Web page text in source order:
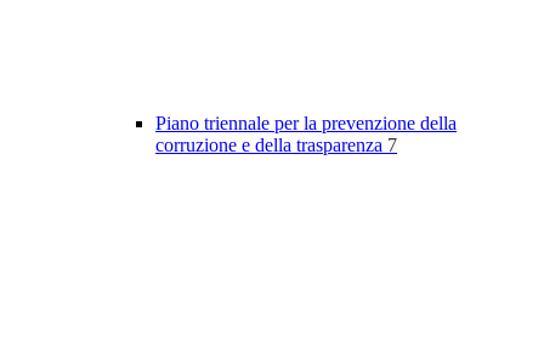
Piano triennale per la prevenzione della
corruzione e della trasparenza 7